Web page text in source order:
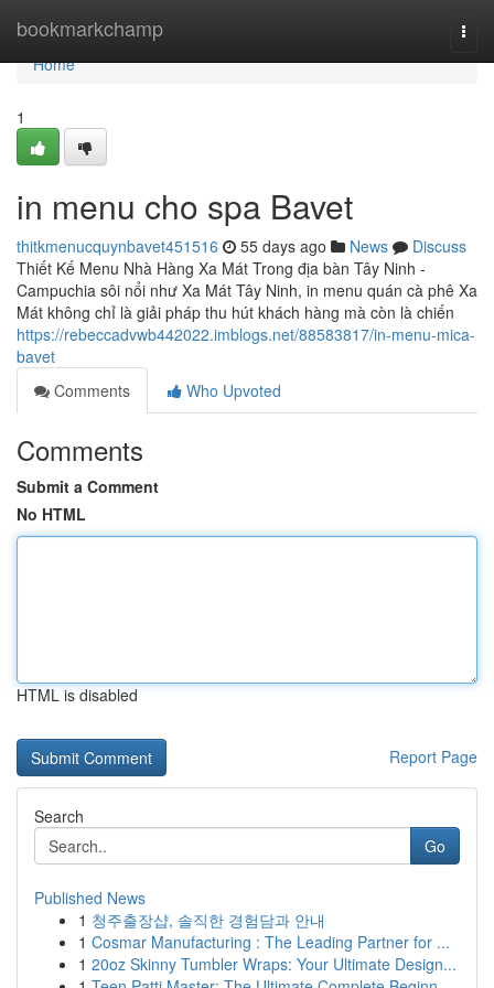
bookmarkchamp
Home
Home
1
in menu cho spa Bavet
thitkmenucquynbavet451516 55 days ago News
Discuss
Thiết Kế Menu Nhà Hàng Xa Mát Trong địa bàn Tây Ninh -
Campuchia sôi nổi như Xa Mát Tây Ninh, in menu quán cà phê Xa
Mát không chỉ là giải pháp thu hút khách hàng mà còn là chiến
https://rebeccadvwb442022.imblogs.net/88583817/in-menu-mica-
bavet
Comments
Who Upvoted
Comments
Submit a Comment
No HTML
HTML is disabled
Report Page
Search
Go
Published News
1 청주출장샵, 솔직한 경험담과 안내
1 Cosmar Manufacturing : The Leading Partner for ...
1 20oz Skinny Tumbler Wraps: Your Ultimate Design...